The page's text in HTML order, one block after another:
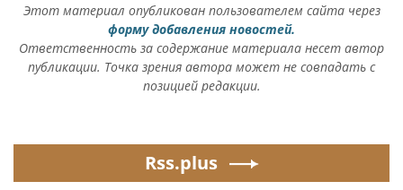
Этот материал опубликован пользователем сайта через
форму добавления новостей.
Ответственность за содержание материала несет автор
публикации. Точка зрения автора может не совпадать с
позицией редакции.
Rss.plus